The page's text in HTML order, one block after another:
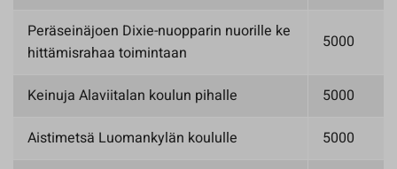
Peräseinäjoen Dixie-nuopparin nuorille ke
hittämisrahaa toimintaan
5000
Keinuja Alaviitalan koulun pihalle
5000
Aistimetsä Luomankylän koululle
5000